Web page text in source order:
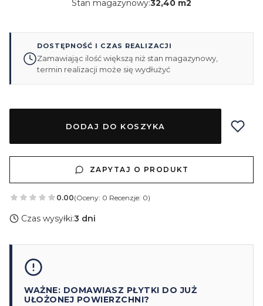
Stan magazynowy:32,40 m2
DOSTĘPNOŚĆ I CZAS REALIZACJI
Zamawiając ilość większą niż stan magazynowy,
termin realizacji może się wydłużyć
DODAJ DO KOSZYKA
ZAPYTAJ O PRODUKT
0.00(Oceny: 0 Recenzje: 0)
Czas wysyłki:3 dni
WAŻNE: DOMAWIASZ PŁYTKI DO JUŻ
UŁOŻONEJ POWIERZCHNI?